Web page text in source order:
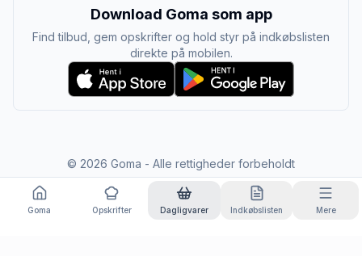
Download Goma som app
Find tilbud, gem opskrifter og hold styr på indkøbslisten
direkte på mobilen.
© 2026 Goma - Alle rettigheder forbeholdt
Goma Opskrifter Dagligvarer Indkøbslisten Mere